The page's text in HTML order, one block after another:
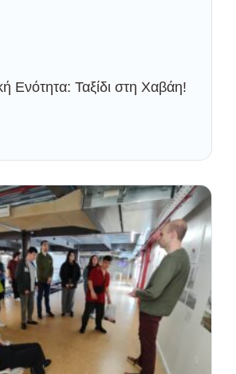
Ενότητα: Ταξίδι στη Χαβάη!